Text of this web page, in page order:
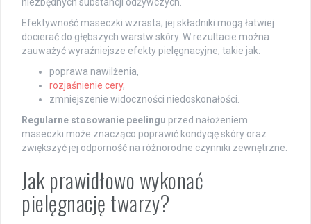
niezbędnych substancji odżywczych.
Efektywność maseczki wzrasta; jej składniki mogą łatwiej
docierać do głębszych warstw skóry. W rezultacie można
zauważyć wyraźniejsze efekty pielęgnacyjne, takie jak:
poprawa nawilżenia,
rozjaśnienie cery,
zmniejszenie widoczności niedoskonałości.
Regularne stosowanie peelingu przed nałożeniem
maseczki może znacząco poprawić kondycję skóry oraz
zwiększyć jej odporność na różnorodne czynniki zewnętrzne.
Jak prawidłowo wykonać
pielęgnację twarzy?